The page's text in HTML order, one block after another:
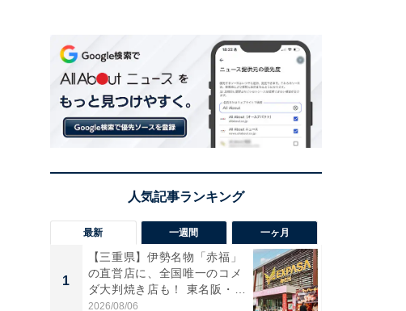
最新 一週間 一ヶ月
1
【三重県】伊勢名物「赤福」
の直営店に、全国唯一のコメ
ダ大判焼き店も！ 東名阪・
伊...
2026/08/06